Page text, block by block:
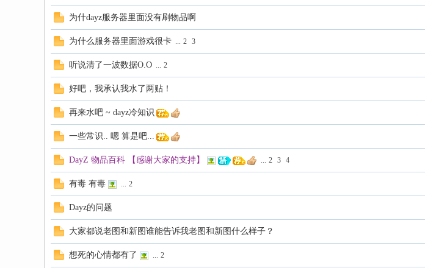
为什dayz服务器里面没有刷物品啊
为什么服务器里面游戏很卡 ... 2 3
听说清了一波数据O.O ... 2
好吧，我承认我水了两贴！
再来水吧 ~ dayz冷知识
一些常识.. 嗯 算是吧...
DayZ 物品百科 【感谢大家的支持】 ... 2 3 4
有毒 有毒 ... 2
Dayz的问题
大家都说老图和新图谁能告诉我老图和新图什么样子？
想死的心情都有了 ... 2